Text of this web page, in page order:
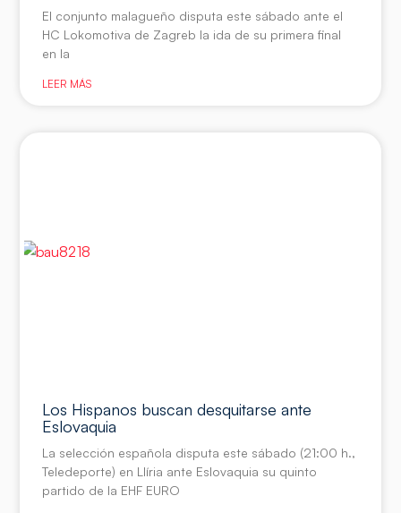
El conjunto malagueño disputa este sábado ante el
HC Lokomotiva de Zagreb la ida de su primera final
en la
LEER MÁS
Los Hispanos buscan desquitarse ante
Eslovaquia
La selección española disputa este sábado (21:00 h.,
Teledeporte) en Llíria ante Eslovaquia su quinto
partido de la EHF EURO